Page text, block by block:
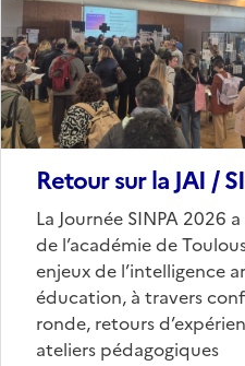
Retour sur la JAI /
Corps
La Journée SINPA 2026
de l’académie de
enjeux de l’intelligence
éducation, à travers
ronde, retours
ateliers pédagogiques
(conseillée)